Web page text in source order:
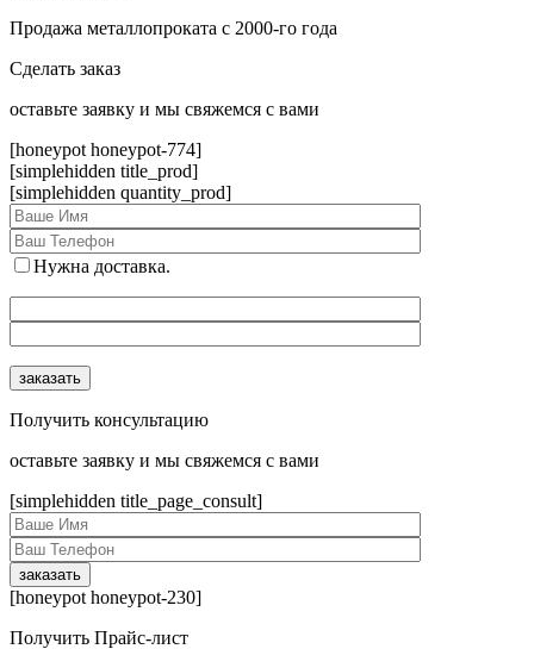
Продажа металлопроката с 2000-го года
Сделать заказ
оcтавьте заявку и мы свяжемся с вами
[honeypot honeypot-774]
[simplehidden title_prod]
[simplehidden quantity_prod]
Нужна доставка.
Получить консультацию
оcтавьте заявку и мы свяжемся с вами
[simplehidden title_page_consult]
[honeypot honeypot-230]
Получить Прайс-лист